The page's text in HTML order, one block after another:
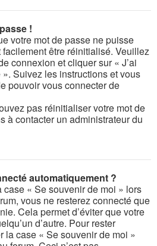
!
votre mot de passe ne puisse
être réinitialisé. Veuillez
connexion et cliquer sur « J’ai
Suivez les instructions et vous
pouvoir vous connecter de
pas réinitialiser votre mot de
à contacter un administrateur du
automatiquement ?
« Se souvenir de moi » lors
vous ne resterez connecté que
Cela permet d’éviter que votre
d’autre. Pour rester
la case « Se souvenir de moi »